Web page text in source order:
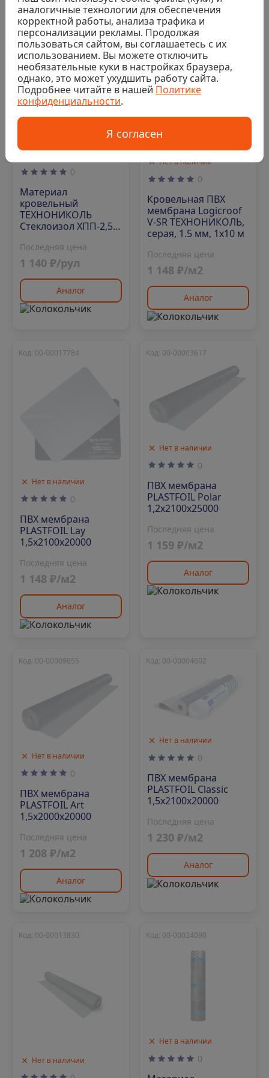
Код: 00-00008461
0
Материал
кровельный
ТЕХНОНИКОЛЬ
Стеклоизол ХПП-2,5,
Последняя цена
1 140 ₽/рул
Аналог
Нет в наличии
Код: 00-00007091
0
Кровельная ПВХ
мембрана Logicroof
V-SR ТЕХНОНИКОЛЬ,
серая, 1.5 мм, 1х10 м
Последняя цена
1 148 ₽/м2
Аналог
Нет в наличии
Код: 00-00017784
0
ПВХ мембрана
PLASTFOIL Lay
1,5х2100х20000
Последняя цена
1 148 ₽/м2
Аналог
Нет в наличии
Код: 00-00003617
0
ПВХ мембрана
PLASTFOIL Polar
1,2х2100х25000
Последняя цена
1 159 ₽/м2
Аналог
Нет в наличии
Код: 00-00009655
0
ПВХ мембрана
PLASTFOIL Art
1,5х2000х20000
Последняя цена
1 208 ₽/м2
Аналог
Нет в наличии
Код: 00-00004602
0
ПВХ мембрана
PLASTFOIL Classic
1,5х2100х20000
Последняя цена
1 230 ₽/м2
Аналог
Нет в наличии
Код: 00-00013830
Нет в наличии
Код: 00-00024090
0
аналогичные технологии для обеспечения
корректной работы, анализа трафика и
персонализации рекламы. Продолжая
пользоваться сайтом, вы соглашаетесь с их
использованием. Вы можете отключить
необязательные куки в настройках браузера,
однако, это может ухудшить работу сайта.
Подробнее читайте в нашей Политике
конфиденциальности.
Я согласен